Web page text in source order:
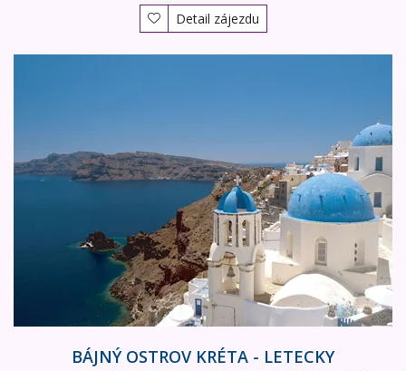
Detail zájezdu
BÁJNÝ OSTROV KRÉTA - LETECKY